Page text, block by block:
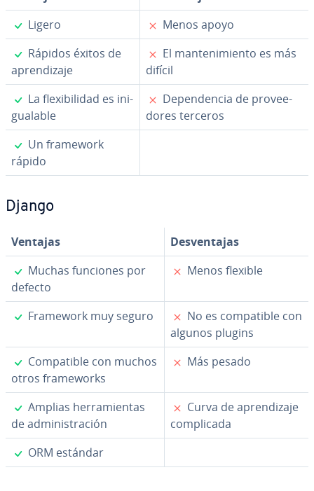
✓
Ligero ✗
Menos apoyo
✓
Rápidos éxitos de
apre­n­di­za­je
✗
El ma­n­te­ni­mie­n­to es más
difícil
✓
La fle­xi­bi­li­dad es in­i­
gua­la­ble
✗
De­pe­n­de­n­cia de pro­vee­
do­res terceros
✓
Un framework
rápido
Django
Ventajas
De­s­ve­n­ta­jas
✓
Muchas funciones por
defecto
✗
Menos flexible
✓
Framework muy seguro ✗
No es co­m­pa­ti­ble con
algunos plugins
✓
Co­m­pa­ti­ble con muchos
otros fra­me­wo­r­ks
✗
Más pesado
✓
Amplias he­rra­mie­n­tas
de ad­mi­ni­s­tra­ción
✗
Curva de apre­n­di­za­je
co­m­pli­ca­da
✓
ORM estándar